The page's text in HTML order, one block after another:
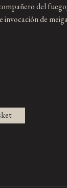
del
invocación de